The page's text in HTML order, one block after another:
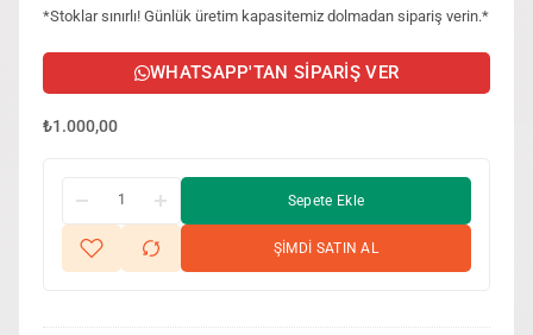
*Stoklar sınırlı! Günlük üretim kapasitemiz dolmadan sipariş verin.*
WHATSAPP'TAN SIPARIŞ VER
₺1.000,00
Sepete Ekle
ŞİMDİ SATIN AL